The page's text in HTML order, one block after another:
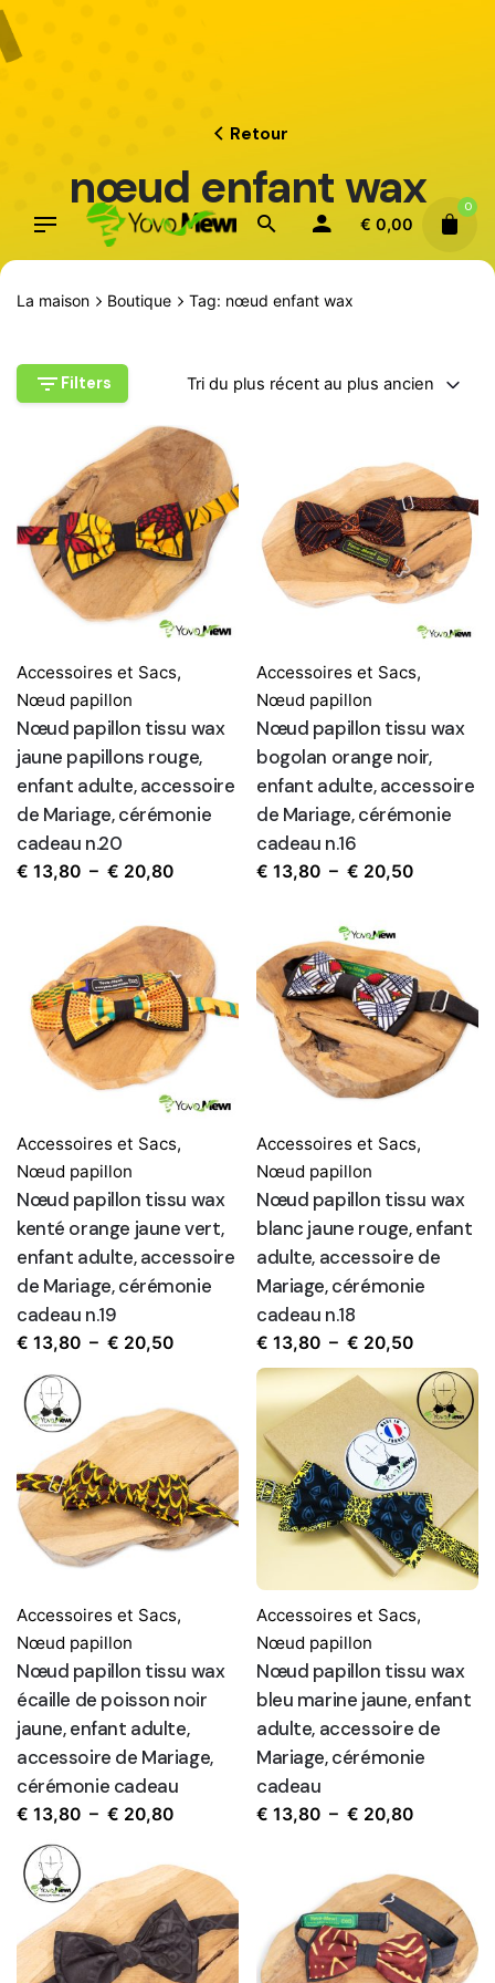
Aller
au
contenu
€ 0,00
0
Retour
nœud enfant wax
La maison Boutique Tag: nœud enfant wax
Filters Tri du plus récent au plus ancien
Accessoires et Sacs,
Nœud papillon
Nœud papillon tissu wax
jaune papillons rouge,
enfant adulte, accessoire
de Mariage, cérémonie
cadeau n.20
€ 13,80 – € 20,80Plage
prix :
€ 13,80
à
€ 20,80
Accessoires et Sacs,
Nœud papillon
Nœud papillon tissu wax
bogolan orange noir,
enfant adulte, accessoire
de Mariage, cérémonie
cadeau n.16
€ 13,80 – € 20,50Plage
à
€ 20,50
Accessoires et Sacs,
Nœud papillon
Nœud papillon tissu wax
kenté orange jaune vert,
enfant adulte, accessoire
de Mariage, cérémonie
cadeau n.19
€ 13,80 – € 20,50Plage
€ 13,80
€ 20,50
Accessoires et Sacs,
Nœud papillon
Nœud papillon tissu wax
blanc jaune rouge, enfant
adulte, accessoire de
Mariage, cérémonie
cadeau n.18
€ 13,80 – € 20,50Plage
de
prix :
€ 13,80
à
€ 20,50
Accessoires et Sacs,
Nœud papillon
Nœud papillon tissu wax
écaille de poisson noir
jaune, enfant adulte,
accessoire de Mariage,
cérémonie cadeau
€ 13,80 – € 20,80Plage
prix :
€ 13,80
à
€ 20,80
Accessoires et Sacs,
Nœud papillon
Nœud papillon tissu wax
bleu marine jaune, enfant
adulte, accessoire de
Mariage, cérémonie
cadeau
€ 13,80 – € 20,80Plage
€ 13,80
à
€ 20,80